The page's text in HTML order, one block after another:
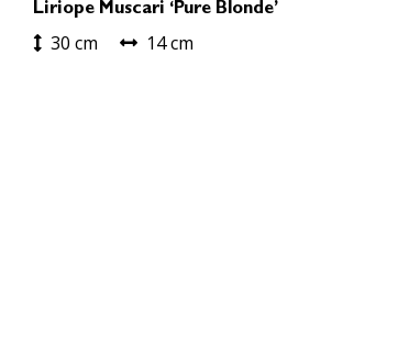
Liriope Muscari ‘Pure Blonde’
30 cm 14 cm